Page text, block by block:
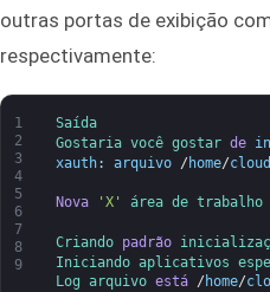
outras portas de exibição
respectivamente:
1
2
3
4
5
6
7
8
9
Saída
Gostaria você gostar de
xauth: arquivo / home/
Nova 'X' área de trabalho
Criando padrão
Iniciando aplicativos
Log arquivo está / home/